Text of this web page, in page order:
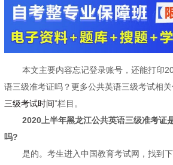
本文主要内容忘记登录账号，还能打印
语三级准考证吗？更多公共英语三级考试相关
三级考试时间”栏目。
2020上半年黑龙江公共英语三级准考证
吗?
是的。考生进入中国教育考试网，找到